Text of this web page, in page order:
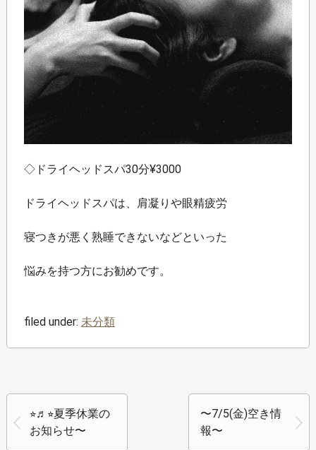
◇ドライヘッドスパ30分¥3000
ドライヘッドスパは、肩凝りや眼精疲労
寝つきが悪く熟睡できないなどといった
悩みを持つ方にお勧めです。
filed under: 未分類
⭐︎♬⭐︎夏季休業の
お知らせ〜
〜7/5(金)空き情
報〜